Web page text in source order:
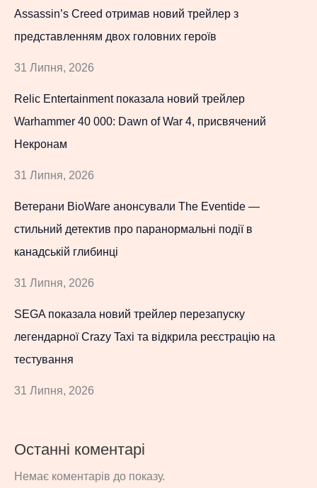
Assassin’s Creed отримав новий трейлер з
представленням двох головних героїв
31 Липня, 2026
Relic Entertainment показала новий трейлер
Warhammer 40 000: Dawn of War 4, присвячений
Некронам
31 Липня, 2026
Ветерани BioWare анонсували The Eventide —
стильний детектив про паранормальні події в
канадській глибинці
31 Липня, 2026
SEGA показала новий трейлер перезапуску
легендарної Crazy Taxi та відкрила реєстрацію на
тестування
31 Липня, 2026
Останні коментарі
Немає коментарів до показу.